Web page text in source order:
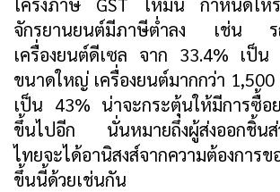
จักรยานยนต์มีภาษีต่ำลง เช่น ร
เครื่องยนต์ดีเซล จาก 33.4% เป็
ขนาดใหญ่ เครื่องยนต์มากกว่า 1,500
เป็น 43% น่าจะกระตุ้นให้มีการซื้อ
ขึ้นไปอีก นั่นหมายถึงผู้ส่งออกชิ้นส่
ไทยจะได้อานิสงส์จากความต้องการ
ขึ้นนี้ด้วยเช่นกัน